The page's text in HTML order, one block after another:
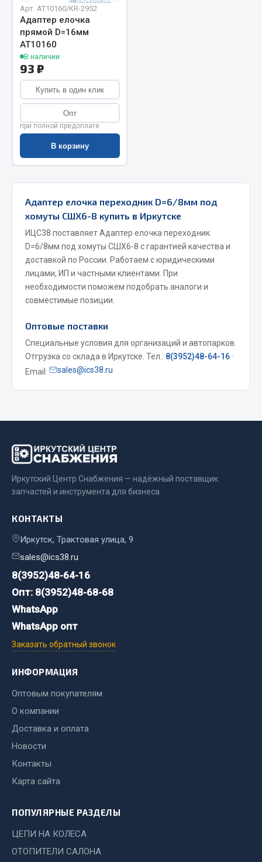
Изолента
Весь раздел
Запчасти на полуприцепы
Амортизаторы для полуприцепов
Весь раздел
Запчасти КамАЗ
Двигатель
Система выпуска газа
Система охлаждения
Сцепление
Коробка передач
Коробка передач ZF
Показать ещё
Весь раздел
Запчасти МАЗ
Тормозная система
Двери
Окно ветровое
Двигатель
Показать ещё
Весь раздел
Запчасти Урал
Двигатель
Мост задний
Система выпуска газа
Весь раздел
Двигатель
Система питания
Арт. AT10160/KR-2952
Адаптер елочка
прямой D=16мм
АТ10160
В наличии
93 ₽
Купить в один клик
Опт
при полной предоплате
В корзину
Адаптер елочка переходник D=6/8мм под
хомуты СШХ6-8 купить в Иркутске
ИЦС38 поставляет Адаптер елочка переходник
D=6/8мм под хомуты СШХ6-8 с гарантией качества и
доставкой по России. Работаем с юридическими
лицами, ИП и частными клиентами. При
необходимости поможем подобрать аналоги и
совместимые позиции.
Оптовые поставки
Специальные условия для организаций и автопарков.
Отгрузка со склада в Иркутске. Тел.: 8(3952)48-64-16 ·
Email:
sales@ics38.ru
Иркутский Центр Снабжения — надёжный поставщик
запчастей и инструмента для бизнеса
КОНТАКТЫ
Иркутск, Трактовая улица, 9
sales@ics38.ru
8(3952)48-64-16
Опт: 8(3952)48-68-68
WhatsApp
WhatsApp опт
Заказать обратный звонок
ИНФОРМАЦИЯ
Оптовым покупателям
О компании
Доставка и оплата
Новости
Контакты
Карта сайта
ПОПУЛЯРНЫЕ РАЗДЕЛЫ
ЦЕПИ НА КОЛЕСА
ОТОПИТЕЛИ САЛОНА